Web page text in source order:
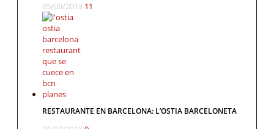
05/09/2013 11
RESTAURANTE EN BARCELONA: L’OSTIA BARCELONETA